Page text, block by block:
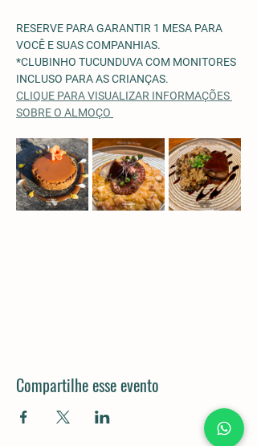
RESERVE PARA GARANTIR 1 MESA PARA
VOCÊ E SUAS COMPANHIAS.
*CLUBINHO TUCUNDUVA COM MONITORES
INCLUSO PARA AS CRIANÇAS.
CLIQUE PARA VISUALIZAR INFORMAÇÕES
SOBRE O ALMOÇO
Compartilhe esse evento